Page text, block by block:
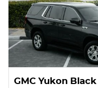
GMC Yukon Black